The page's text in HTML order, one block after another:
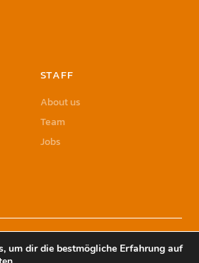
STAFF
About us
Team
Jobs
Sales is a registered Trademark of Herbst
um dir die bestmögliche Erfahrung auf